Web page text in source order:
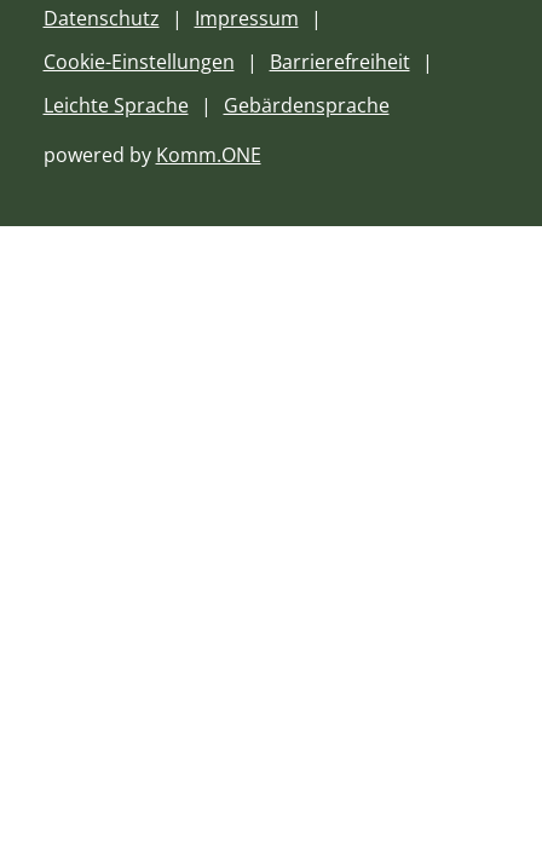
Datenschutz
Impressum
Cookie-Einstellungen
Barrierefreiheit
Leichte Sprache
Gebärdensprache
powered by Komm.ONE